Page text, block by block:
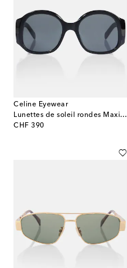
Celine Eyewear
Lunettes de soleil rondes Maxi Triomphe
CHF 390
original price